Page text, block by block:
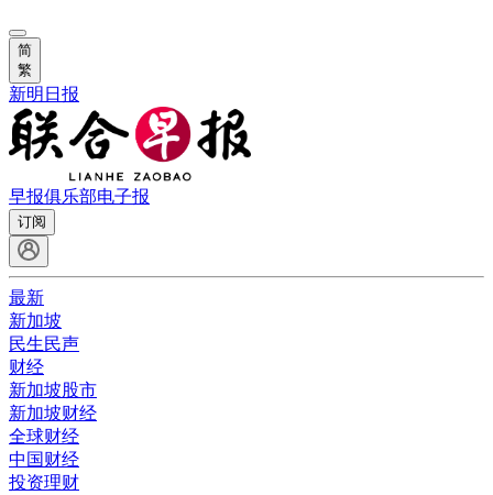
简
繁
新明日报
早报俱乐部电子报
订阅
最新
新加坡
民生民声
财经
新加坡股市
新加坡财经
全球财经
中国财经
投资理财